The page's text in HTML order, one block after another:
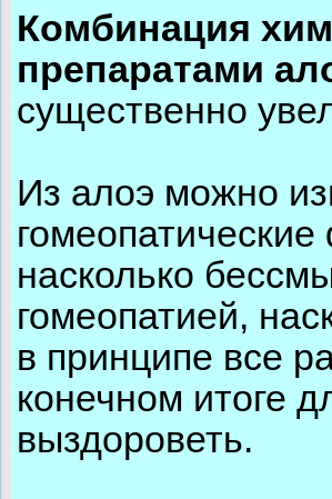
Комбинация
препаратами
существенно
Из алоэ можно
насколько
гомеопатией,
в принципе все
конечном итоге
выздороветь.